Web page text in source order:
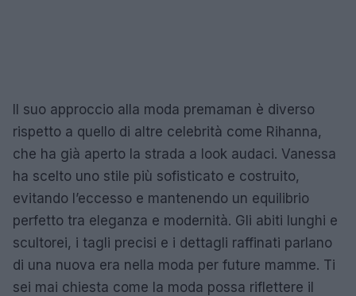
Il suo approccio alla moda premaman è diverso
rispetto a quello di altre celebrità come Rihanna,
che ha già aperto la strada a look audaci. Vanessa
ha scelto uno stile più sofisticato e costruito,
evitando l’eccesso e mantenendo un equilibrio
perfetto tra eleganza e modernità. Gli abiti lunghi e
scultorei, i tagli precisi e i dettagli raffinati parlano
di una nuova era nella moda per future mamme. Ti
sei mai chiesta come la moda possa riflettere il